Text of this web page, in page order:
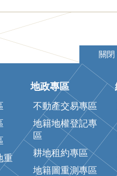
關閉
重
地政專區
不動產交易專區
地籍地權登記專
區
耕地租約專區
地籍圖重測專區